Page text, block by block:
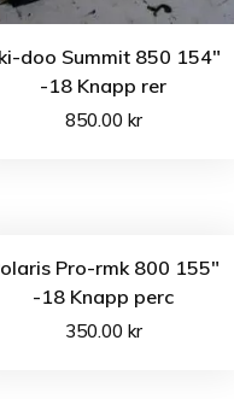
doo Summit 850 154″
-18 Knapp rer
850.00 kr
Pro-rmk 800 155″
-18 Knapp perc
350.00 kr